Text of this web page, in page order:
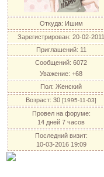
Откуда: Ишим
Зарегистрирован: 20-02-2011
Приглашений: 11
Сообщений: 6072
Уважение: +68
Пол: Женский
Возраст: 30 [1995-11-03]
Провел на форуме:
14 дней 7 часов
Последний визит:
10-03-2016 19:09